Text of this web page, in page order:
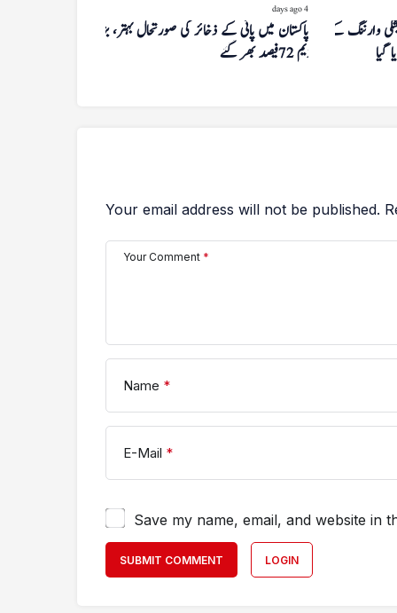
4 days ago
پاکستان میں پانی کے ذخائر کی صورتحال بہتر، بڑے
ڈیم 72 فیصد بھر گئے
وارننگ کے
گیا
Your email address will not be published.
Your Comment *
Name *
E-Mail *
Save my name, email, and website in
SUBMIT COMMENT LOGIN